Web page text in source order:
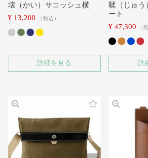
壊（かい）サコッシュ横
¥ 13,200 税込
詳細を見る
鞣（じゅう
ート
¥ 47,300
詳